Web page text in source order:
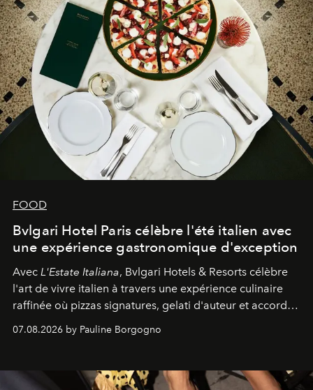
FOOD
Bvlgari Hotel Paris célèbre l'été italien avec
une expérience gastronomique d'exception
Avec L'Estate Italiana, Bvlgari Hotels & Resorts célèbre
l'art de vivre italien à travers une expérience culinaire
raffinée où pizzas signatures, gelati d'auteur et accords
d'exception composent un véritable voyage sensoriel.
07.08.2026 by Pauline Borgogno